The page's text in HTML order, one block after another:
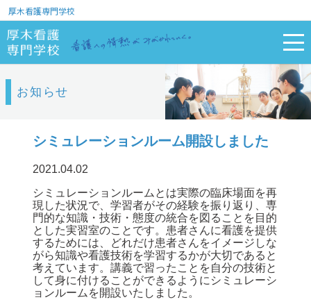
厚木看護専門学校
お知らせ
シミュレーションルーム開設しました
2021.04.02
シミュレーションルームとは実際の臨床場面を再
現した状況で、学習者がその経験を振り返り、専
門的な知識・技術・態度の統合を図ることを目的
とした実習室のことです。患者さんに看護を提供
するためには、どれだけ患者さんをイメージしな
がら知識や看護技術を学習するかが大切であると
考えています。講義で習ったことを自分の技術と
して身に付けることができるようにシミュレーシ
ョンルームを開設いたしました。